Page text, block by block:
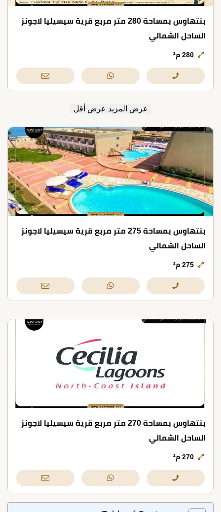
بنتهاوس بمساحة 280 متر مربع قرية سيسيليا لاجونز
الساحل الشمالي
280 م²
عرض المزيد عرض أقل
بنتهاوس بمساحة 275 متر مربع قرية سيسيليا لاجونز
الساحل الشمالي
275 م²
بنتهاوس بمساحة 270 متر مربع قرية سيسيليا لاجونز
الساحل الشمالي
270 م²